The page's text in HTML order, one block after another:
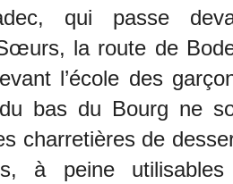
qui passe
la route de
l’école des
bas du Bourg ne
charretières de
à peine